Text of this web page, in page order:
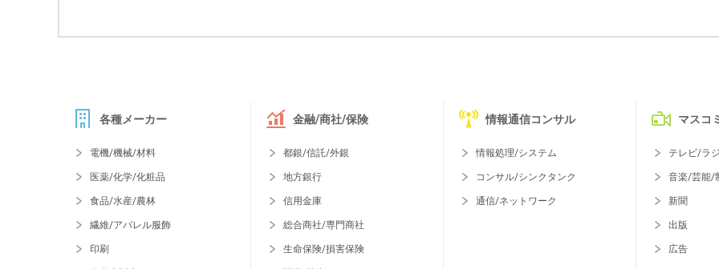
各種メーカー
電機/機械/材料
医薬/化学/化粧品
食品/水産/農林
繊維/アパレル服飾
印刷
金融/商社/保険
都銀/信託/外銀
地方銀行
信用金庫
総合商社/専門商社
生命保険/損害保険
情報通信コンサル
情報処理/システム
コンサル/シンクタンク
通信/ネットワーク
マスコ
テレビ/ラ
音楽/芸能/
新聞
出版
広告